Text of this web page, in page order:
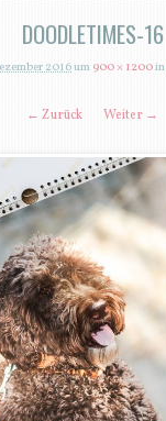
DOODLETIMES-16
2016um900 × 1200in
← Zurück Weiter →